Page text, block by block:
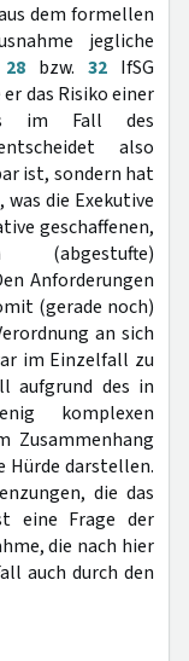
dem formellen
jegliche
28 bzw.32 IfSG
das Risiko einer
im Fall des
also
ist, sondern hat
die Exekutive
geschaffenen,
(abgestufte)
Anforderungen
(gerade noch)
an sich
im Einzelfall zu
aufgrund des in
komplexen
Zusammenhang
Hürde darstellen.
die das
eine Frage der
die nach hier
auch durch den